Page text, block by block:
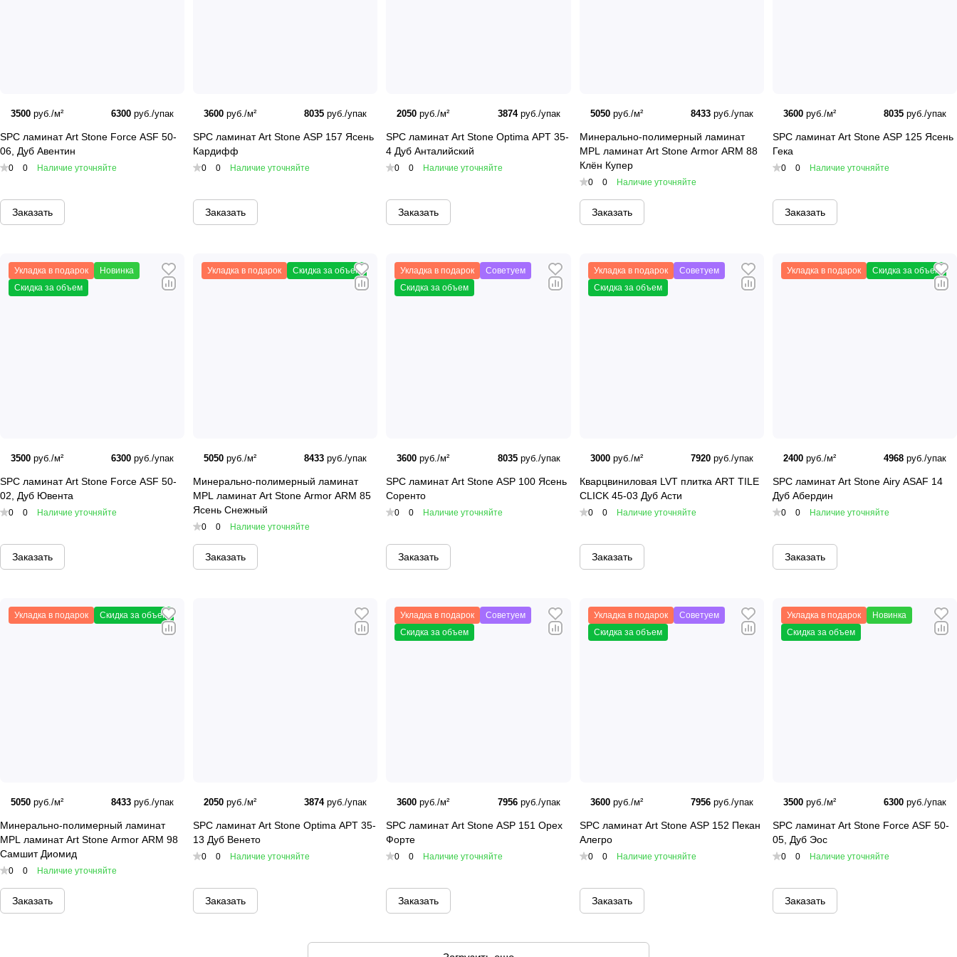
Заключение
Виниловые покрытия отArt East
— это выбор тех, кто ищет надежное, красивое и долговечное решение для своего пола. SPC ламинат и LVT
клеевая плитка прекрасно подойдут для любых помещений, будь то квартира, загородный дом или офис. Закажите виниловые покрытия Art East
в нашем интернет-магазине с доставкой по Красноярску уже сегодня!
3500 руб./м² 6300 руб./упак
SPC ламинат Art Stone Force ASF 50-
06, Дуб Авентин
0 0 Наличие уточняйте
Заказать
3600 руб./м² 8035 руб./упак
SPC ламинат Art Stone ASP 157 Ясень
Кардифф
0 0 Наличие уточняйте
Заказать
2050 руб./м² 3874руб./упак
SPC ламинат Art Stone Optima APT 35-
4 Дуб Анталийский
0 0 Наличие уточняйте
Заказать
5050руб./м² 8433руб./упак
Минерально-полимерный ламинат
MPL ламинат Art Stone Armor ARM 88
Клён Купер
0 0 Наличие уточняйте
Заказать
3600руб./м² 8035руб./упак
SPC ламинат Art Stone ASP 125 Ясень
Гека
0 0 Наличие уточняйте
Заказать
Укладка в подарок
Новинка
Скидка за объем
3500 руб./м² 6300 руб./упак
SPC ламинат Art Stone Force ASF 50-
02, Дуб Ювента
0 0 Наличие уточняйте
Заказать
Укладка в подарок Скидка за объем
5050 руб./м² 8433 руб./упак
Минерально-полимерный ламинат
MPL ламинат Art Stone Armor ARM 85
Ясень Снежный
0 0 Наличие уточняйте
Заказать
Укладка в подарок
Советуем
Скидка за объем
3600 руб./м² 8035руб./упак
SPC ламинат Art Stone ASP 100 Ясень
Соренто
0 0 Наличие уточняйте
Заказать
Укладка в подарок
Советуем
Скидка за объем
3000руб./м² 7920руб./упак
Кварцвиниловая LVT плитка ART TILE
CLICK 45-03 Дуб Асти
0 0 Наличие уточняйте
Заказать
Укладка в подарок Скидка за объем
2400руб./м² 4968руб./упак
SPC ламинат Art Stone Airy ASAF 14
Дуб Абердин
0 0 Наличие уточняйте
Заказать
Укладка в подарок Скидка за объем
5050 руб./м² 8433 руб./упак
Минерально-полимерный ламинат
MPL ламинат Art Stone Armor ARM 98
Самшит Диомид
0 0 Наличие уточняйте
Заказать
2050 руб./м² 3874руб./упак
SPC ламинат Art Stone Optima APT 35-
13 Дуб Венето
0 0 Наличие уточняйте
Заказать
Укладка в подарок
Советуем
Скидка за объем
3600 руб./м² 7956руб./упак
SPC ламинат Art Stone ASP 151 Орех
Форте
0 0 Наличие уточняйте
Заказать
Укладка в подарок
Советуем
Скидка за объем
3600руб./м² 7956руб./упак
SPC ламинат Art Stone ASP 152 Пекан
Алегро
0 0 Наличие уточняйте
Заказать
Укладка в подарок
Новинка
Скидка за объем
3500руб./м² 6300руб./упак
SPC ламинат Art Stone Force ASF 50-
05, Дуб Эос
0 0 Наличие уточняйте
Заказать